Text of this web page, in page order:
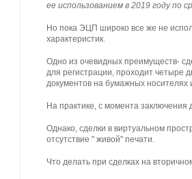
ее использованием в 2019 году по
Но пока ЭЦП широко все же не
характеристик.
Одно из очевидных преимуществ-
для регистрации, проходит четыре
документов на бумажных носителях
На практике, с момента заключения
Однако, сделки в виртуальном
отсутствие " живой" печати.
Что делать при сделках на